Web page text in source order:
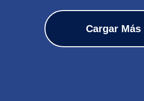
Cargar Más